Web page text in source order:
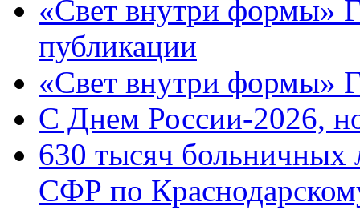
«Свет внутри формы»
публикации
«Свет внутри формы»
C Днем России-2026,
630 тысяч больничных
СФР по